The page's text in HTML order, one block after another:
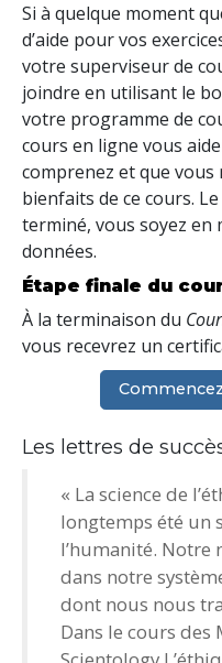
Si à quelque moment
d’aide pour vos
votre superviseur de
joindre en utilisant le
votre programme de
cours en ligne vous
comprenez et que
bienfaits de ce cours.
terminé, vous soyez en
données.
Étape finale du
À la terminaison du
vous recevrez un
Les lettres de
« La science de
longtemps été un
l’humanité. Notre
dans notre
dont nous nous
Dans le cours